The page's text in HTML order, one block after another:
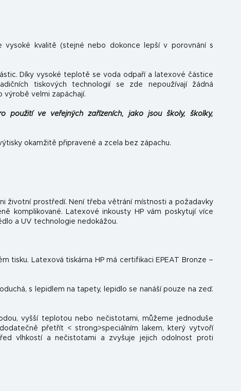
kvalitě (stejné nebo dokonce lepší v porovnání s
Díky vysoké teplotě se voda odpaří a latexové částice
tiskových technologií se zde nepoužívají žádná
výrobě velmi zapáchají.
ve veřejných zařízeních, jako jsou školy, školky,
okamžitě připravené a zcela bez zápachu.
životní prostředí. Není třeba větrání místnosti a požadavky
komplikované. Latexové inkousty HP vám poskytují více
a UV technologie nedokážou.
tisku. Latexová tiskárna HP má certifikaci EPEAT Bronze –
s lepidlem na tapety, lepidlo se nanáší pouze na zeď.
vyšší teplotou nebo nečistotami, můžeme jednoduše
přetřít < strong>speciálním lakem, který vytvoří
vlhkostí a nečistotami a zvyšuje jejich odolnost proti